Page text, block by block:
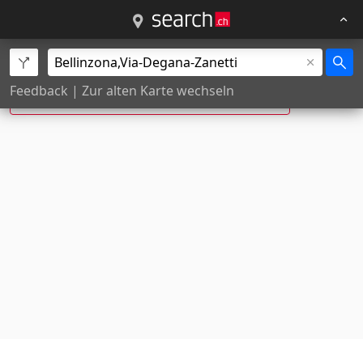
Feedback | Zur alten Karte wechseln
Via Degana Zanetti, Bellinzona ist neu:
Via Degagna Zanetti, Bellinzona